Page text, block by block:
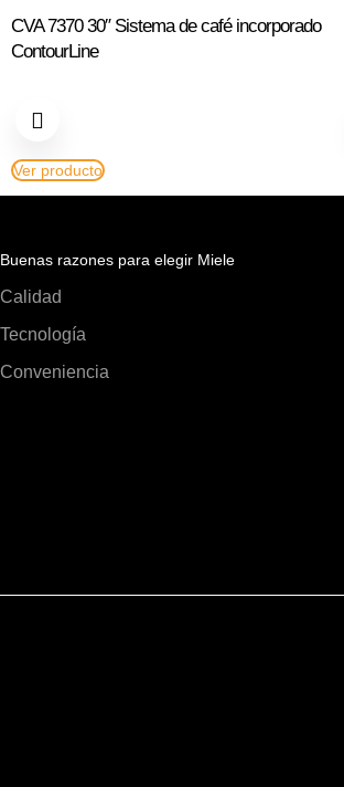
CVA 7370 30″ Sistema de café incorporado
ContourLine
Ver producto
Buenas razones para elegir Miele
Calidad
Tecnología
Conveniencia